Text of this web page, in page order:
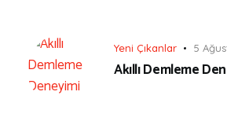
Yeni Çıkanlar 5
Akıllı Demleme